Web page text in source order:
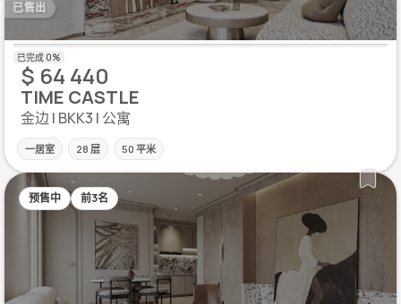
已售出
$ 64 440
TIME CASTLE
金边 | BKK3 | 公寓
一居室 28 层 50 平米
预售中 前3名